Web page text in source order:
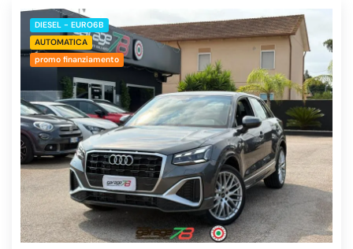
DIESEL - EURO6B
AUTOMATICA
promo finanziamento